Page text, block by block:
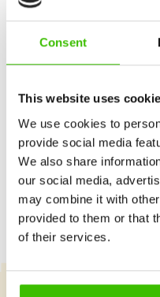
Consent
This website uses
We use cookies to
provide social media
We also share
our social media,
may combine it with
provided to them or that
of their services.
Ritsmann Pál Német
Általános Iskola és
Biatorbágy
Kedd 18:00–19:00
szabad helyek
Érdi Fenyves-
Szerda 16:00–17:00
szabad helyek
Bálint Márton
Törökbálint
Kedd 18:00–19:00